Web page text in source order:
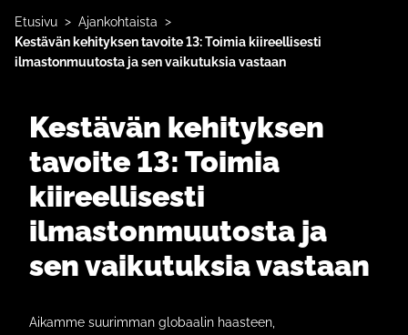
Etusivu > Ajankohtaista >
Kestävän kehityksen tavoite 13: Toimia kiireellisesti
ilmastonmuutosta ja sen vaikutuksia vastaan
Kestävän kehityksen
tavoite 13: Toimia
kiireellisesti
ilmastonmuutosta ja
sen vaikutuksia vastaan
Aikamme suurimman globaalin haasteen,